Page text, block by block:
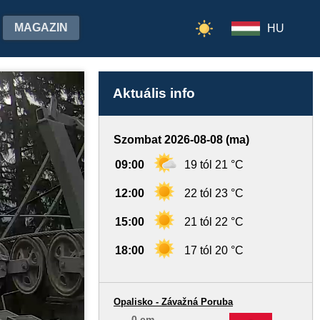
MAGAZIN HU
Aktuális info
Szombat 2026-08-08 (ma)
09:00 19 tól 21 °C
12:00 22 tól 23 °C
15:00 21 tól 22 °C
18:00 17 tól 20 °C
Opalisko - Závažná Poruba